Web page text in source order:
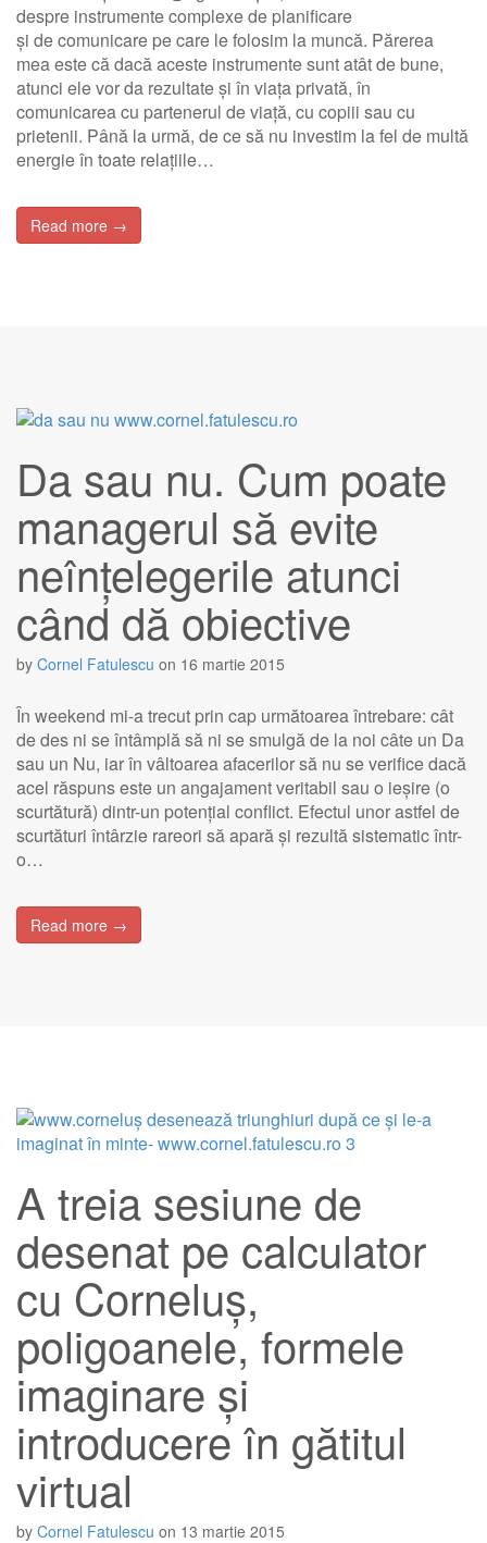
despre instrumente complexe de planificare
și de comunicare pe care le folosim la muncă. Părerea
mea este că dacă aceste instrumente sunt atât de bune,
atunci ele vor da rezultate și în viața privată, în
comunicarea cu partenerul de viață, cu copiii sau cu
prietenii. Până la urmă, de ce să nu investim la fel de multă
energie în toate relațiile…
Read more →
Da sau nu. Cum poate
managerul să evite
neînțelegerile atunci
când dă obiective
by Cornel Fatulescu on 16 martie 2015
În weekend mi-a trecut prin cap următoarea întrebare: cât
de des ni se întâmplă să ni se smulgă de la noi câte un Da
sau un Nu, iar în vâltoarea afacerilor să nu se verifice dacă
acel răspuns este un angajament veritabil sau o ieșire (o
scurtătură) dintr-un potențial conflict. Efectul unor astfel de
scurtături întârzie rareori să apară și rezultă sistematic într-
o…
Read more →
A treia sesiune de
desenat pe calculator
cu Corneluș,
poligoanele, formele
imaginare și
introducere în gătitul
virtual
by Cornel Fatulescu on 13 martie 2015